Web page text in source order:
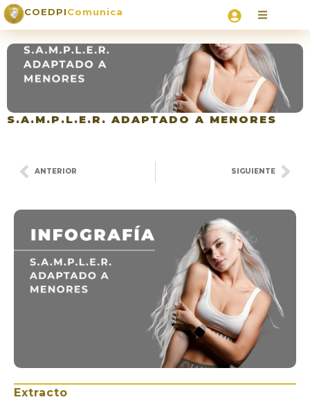
COEDPIComunica
S.A.M.P.L.E.R. ADAPTADO A MENORES
ANTERIOR SIGUIENTE
Extracto